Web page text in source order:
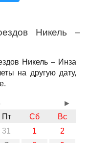
Никель –
Никель – Инза
на другую дату,
Пт Сб
Вс
31 1
2
►